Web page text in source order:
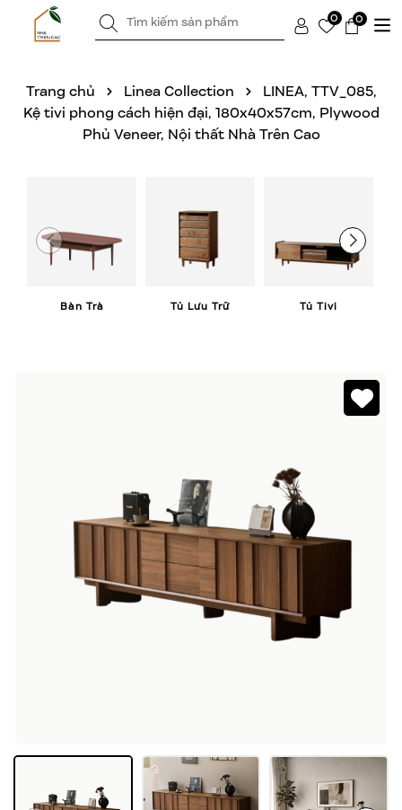
0 0
Trang chủ Linea Collection
LINEA, TTV_085,
Kệ tivi phong cách hiện đại, 180x40x57cm, Plywood
Phủ Veneer, Nội thất Nhà Trên Cao
Bàn Trà Tủ Lưu Trữ Tủ Tivi